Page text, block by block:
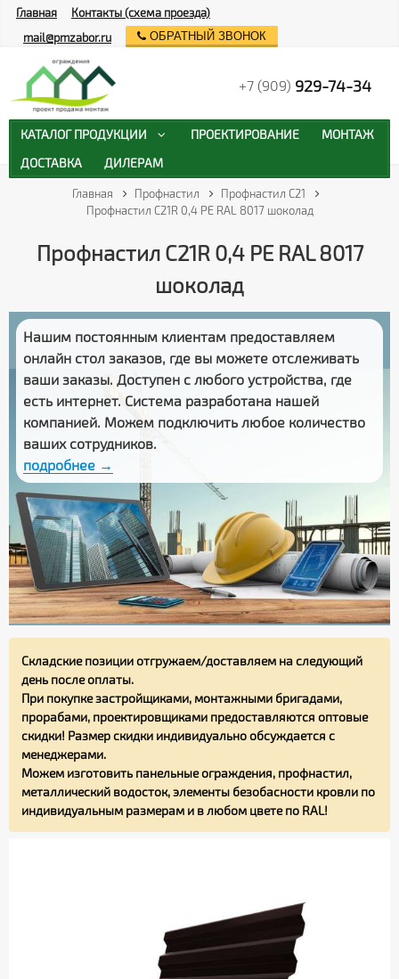
Главная Профнастил
Профнастил С21
Профнастил С21R 0,4 PE RAL 8017 шоколад
Профнастил С21R 0,4 PE RAL 8017
шоколад
Нашим постоянным клиентам предоставляем
онлайн стол заказов, где вы можете отслеживать
ваши заказы. Доступен с любого устройства, где
есть интернет. Система разработана нашей
компанией. Можем подключить любое количество
ваших сотрудников.
подробнее →
Складские позиции отгружаем/доставляем на следующий
день после оплаты.
При покупке застройщиками, монтажными бригадами,
прорабами, проектировщиками предоставляются оптовые
скидки! Размер скидки индивидуально обсуждается с
менеджерами.
Можем изготовить панельные ограждения, профнастил,
металлический водосток, элементы безобасности кровли по
индивидуальным размерам и в любом цвете по RAL!
Главная
Контакты (схема проезда)
mail@pmzabor.ru
ОБРАТНЫЙ ЗВОНОК
+7 (909) 929-74-34
КАТАЛОГ ПРОДУКЦИИ ПРОЕКТИРОВАНИЕ
МОНТАЖ
ДОСТАВКА
ДИЛЕРАМ